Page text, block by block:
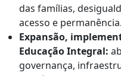
das famílias,
acesso e permanência.
Expansão,
Educação Integral:
governança,